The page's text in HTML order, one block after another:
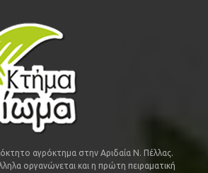
αγρόκτημα στην Αριδαία Ν. Πέλλας.
οργανώνεται και η πρώτη πειραματική